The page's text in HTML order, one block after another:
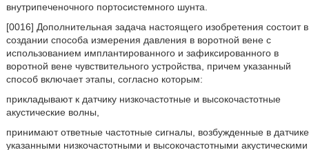
внутрипеченочного портосистемного шунта.
[0016] Дополнительная задача настоящего изобретения состоит в
создании способа измерения давления в воротной вене с
использованием имплантированного и зафиксированного в
воротной вене чувствительного устройства, причем указанный
способ включает этапы, согласно которым:
прикладывают к датчику низкочастотные и высокочастотные
акустические волны,
принимают ответные частотные сигналы, возбужденные в датчике
указанными низкочастотными и высокочастотными акустическими